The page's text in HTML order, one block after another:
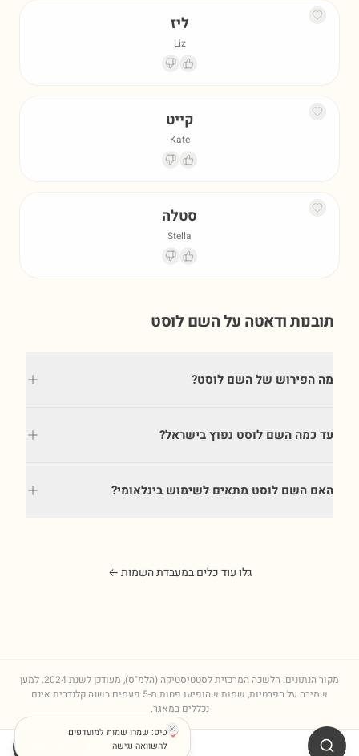
ליז
Liz
קייט
Kate
סטלה
Stella
תובנות ודאטה על השםלוסט
מה הפירוש של השם לוסט?
עד כמה השם לוסט נפוץ בישראל?
האם השם לוסט מתאים לשימוש בינלאומי?
גלו עוד כלים במעבדת השמות ←
מקור הנתונים: הלשכה המרכזית לסטטיסטיקה (הלמ"ס), מעודכן לשנת2024. למען
שמירה על הפרטיות, שמות שהופיעו פחות מ-5 פעמים בשנה קלנדרית אינם
נכללים במאגר.
טיפ: שמרו שמות למועדפים
להשוואה נגישה